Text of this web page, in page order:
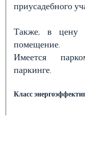
приусадебного
Также, в цену
помещение.
Имеется
паркинге.
Класс
3+
Другие